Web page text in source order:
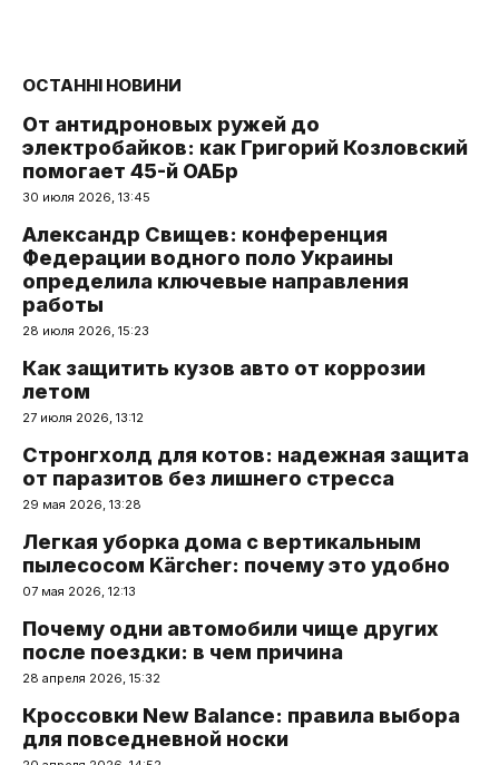
ОСТАННІ НОВИНИ
От антидроновых ружей до
электробайков: как Григорий Козловский
помогает 45-й ОАБр
30 июля 2026, 13:45
Александр Свищев: конференция
Федерации водного поло Украины
определила ключевые направления
работы
28 июля 2026, 15:23
Как защитить кузов авто от коррозии
летом
27 июля 2026, 13:12
Стронгхолд для котов: надежная защита
от паразитов без лишнего стресса
29 мая 2026, 13:28
Легкая уборка дома с вертикальным
пылесосом Kärcher: почему это удобно
07 мая 2026, 12:13
Почему одни автомобили чище других
после поездки: в чем причина
28 апреля 2026, 15:32
Кроссовки New Balance: правила выбора
для повседневной носки